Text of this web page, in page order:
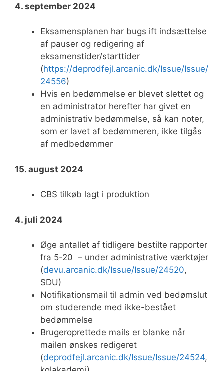
4. september 2024
Eksamensplanen har bugs ift indsættelse
af pauser og redigering af
eksamenstider/starttider
(https://deprodfejl.arcanic.dk/Issue/Issue/
24556)
Hvis en bedømmelse er blevet slettet og
en administrator herefter har givet en
administrativ bedømmelse, så kan noter,
som er lavet af bedømmeren, ikke tilgås
af medbedømmer
15. august 2024
CBS tilkøb lagt i produktion
4. juli 2024
Øge antallet af tidligere bestilte rapporter
fra 5-20 – under administrative værktøjer
(devu.arcanic.dk/Issue/Issue/24520,
SDU)
Notifikationsmail til admin ved bedømslut
om studerende med ikke-bestået
bedømmelse
Brugeroprettede mails er blanke når
mailen ønskes redigeret
(deprodfejl.arcanic.dk/Issue/Issue/24524,